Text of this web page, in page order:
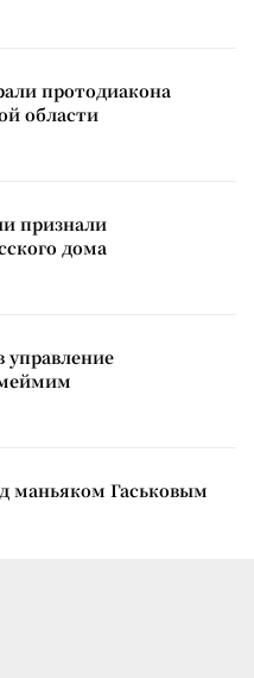
протодиакона
области
признали
дома
управление
маньяком Гаськовым